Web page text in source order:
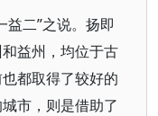
益二”之说。扬即
益州，均位于古
都取得了较好的
市，则是借助了